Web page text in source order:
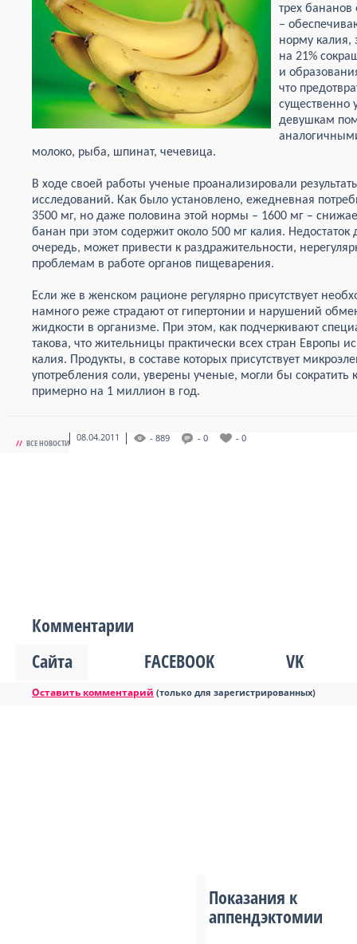
трех
–
норму калия,
на 21%
и
что
существенно
девушкам
молоко, рыба, шпинат, чечевица.
В ходе своей работы ученые проанализировали
исследований. Как было установлено, ежедневная
3500 мг, но даже половина этой нормы – 1600 мг –
банан при этом содержит около 500 мг калия.
очередь, может привести к раздражительности,
проблемам в работе органов пищеварения.
Если же в женском рационе регулярно присутствует
намного реже страдают от гипертонии и нарушений
жидкости в организме. При этом, как подчеркивают
такова, что жительницы практически всех стран Европы
калия. Продукты, в составе которых присутствует
употребления соли, уверены ученые, могли бы сократить
примерно на 1 миллион в год.
// ВСЕ НОВОСТИ 08.04.2011 - 889 - 0 - 0
Комментарии
Сайта
FACEBOOK VK
Оставить комментарий (только для зарегистрированных)
Показания к
аппендэктомии